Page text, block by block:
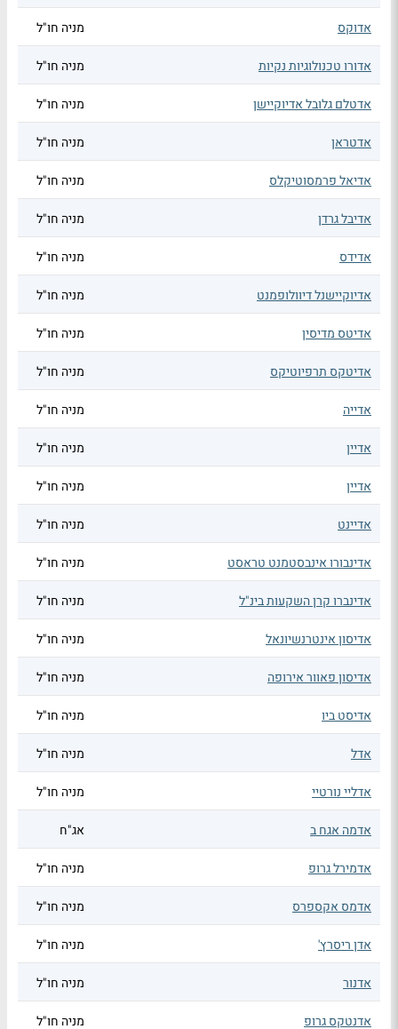
אדוקס מניה חו"ל
אדורו טכנולוגיות נקיות מניה חו"ל
אדטלם גלובל אדיוקיישן מניה חו"ל
אדטראן מניה חו"ל
אדיאל פרמסוטיקלס מניה חו"ל
אדיבל גרדן מניה חו"ל
אדידס מניה חו"ל
אדיוקיישנל דיוולופמנט מניה חו"ל
אדיטס מדיסין מניה חו"ל
אדיטקס תרפיוטיקס מניה חו"ל
אדייה מניה חו"ל
אדיין מניה חו"ל
אדיין מניה חו"ל
אדיינט מניה חו"ל
אדינבורו אינבסטמנט טראסט מניה חו"ל
אדינברו קרן השקעות בינ"ל מניה חו"ל
אדיסון אינטרנשיונאל מניה חו"ל
אדיסון פאוור אירופה מניה חו"ל
אדיסט ביו מניה חו"ל
אדל מניה חו"ל
אדליי נורטיי מניה חו"ל
אדמה אגח ב אג"ח
אדמירל גרופ מניה חו"ל
אדמס אקספרס מניה חו"ל
אדן ריסרץ' מניה חו"ל
אדנור מניה חו"ל
אדנטקס גרופ מניה חו"ל